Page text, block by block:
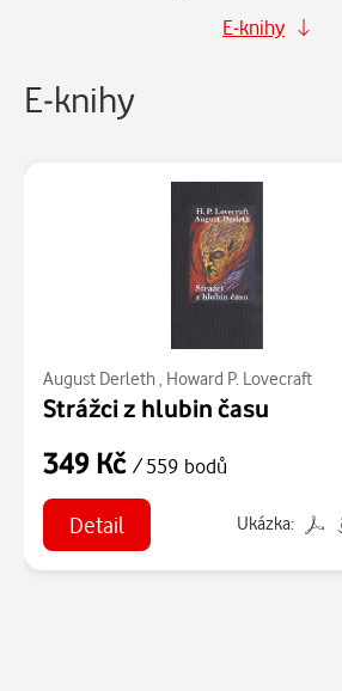
E-knihy
E-knihy
August Derleth, Howard P. Lovecraft
Strážci z hlubin času
349 Kč / 559 bodů
Detail Ukázka: